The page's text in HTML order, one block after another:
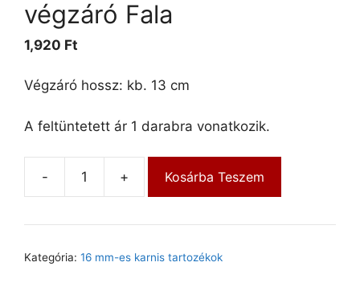
végzáró Fala
1,920 Ft
Végzáró hossz: kb. 13 cm
A feltüntetett ár 1 darabra vonatkozik.
- + Kosárba Teszem
Kategória: 16 mm-es karnis tartozékok